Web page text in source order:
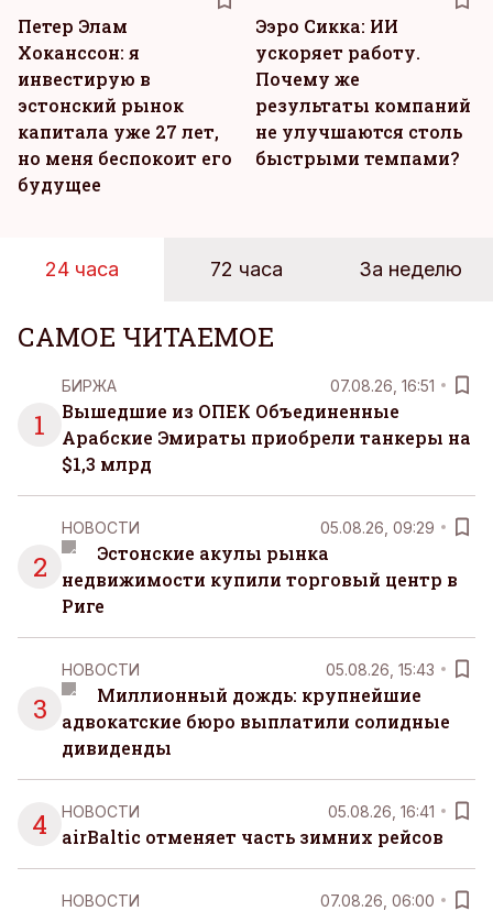
Петер Элам
Хоканссон: я
инвестирую в
эстонский рынок
капитала уже 27 лет,
но меня беспокоит его
будущее
Ээро Сикка: ИИ
ускоряет работу.
Почему же
результаты компаний
не улучшаются столь
быстрыми темпами?
24 часа 72 часа За неделю
САМОЕ ЧИТАЕМОЕ
1
БИРЖА 07.08.26, 16:51
Вышедшие из ОПЕК Объединенные
Арабские Эмираты приобрели танкеры на
$1,3 млрд
2
НОВОСТИ 05.08.26, 09:29
Эстонские акулы рынка
недвижимости купили торговый центр в
Риге
3
НОВОСТИ 05.08.26, 15:43
Миллионный дождь: крупнейшие
адвокатские бюро выплатили солидные
дивиденды
4 НОВОСТИ 05.08.26, 16:41
airBaltic отменяет часть зимних рейсов
НОВОСТИ 07.08.26, 06:00